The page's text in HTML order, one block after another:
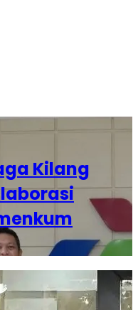
Kilang